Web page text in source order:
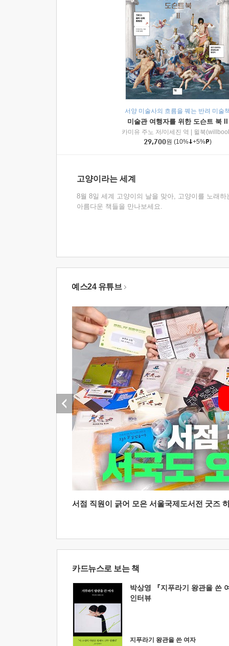
서양 미술사의 흐름을 꿰는 반려 미술
미술관 여행자를 위한 도슨트 북 II
카미유 주노 저/이세진 역
윌북
29,700원 (10% +5% )
고양이라는 세계
8월 8일 세계 고양이의 날을 맞아, 고양이를 노래하
아름다운 책들을 만나보세요.
예스24 유튜브
서점 직원이 긁어 모은 서울국제도서전 굿즈
카드뉴스로 보는 책
박상영 『지푸라기 왕관을 쓴
인터뷰
지푸라기 왕관을 쓴 여자